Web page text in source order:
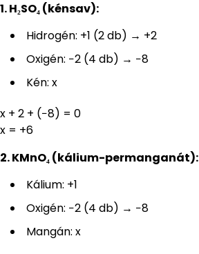
1. H₂SO₄ (kénsav):
Hidrogén: +1 (2 db) → +2
Oxigén: −2 (4 db) → −8
Kén: x
x + 2 + (−8) = 0
x = +6
2. KMnO₄ (kálium-permanganát):
Kálium: +1
Oxigén: −2 (4 db) → −8
Mangán: x